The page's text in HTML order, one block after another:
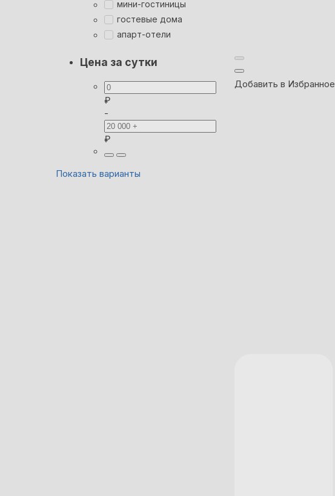
мини-гостиницы
гостевые дома
апарт-отели
Цена за сутки
₽
-
₽
Показать варианты
Добавить в Избранное